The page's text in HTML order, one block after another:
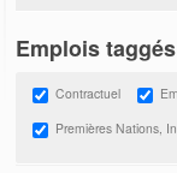
Emplois
Contractuel
Premières Nations,